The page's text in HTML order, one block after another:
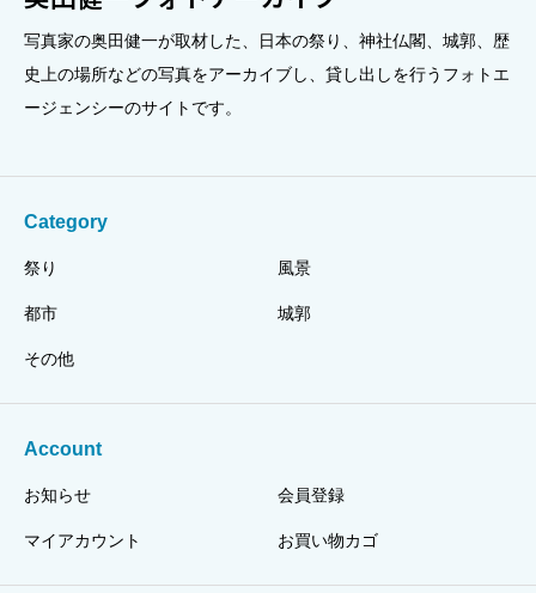
写真家の奥田健一が取材した、日本の祭り、神社仏閣、城郭、歴
史上の場所などの写真をアーカイブし、貸し出しを行うフォトエ
ージェンシーのサイトです。
Category
祭り 風景
都市 城郭
その他
Account
お知らせ 会員登録
マイアカウント お買い物カゴ